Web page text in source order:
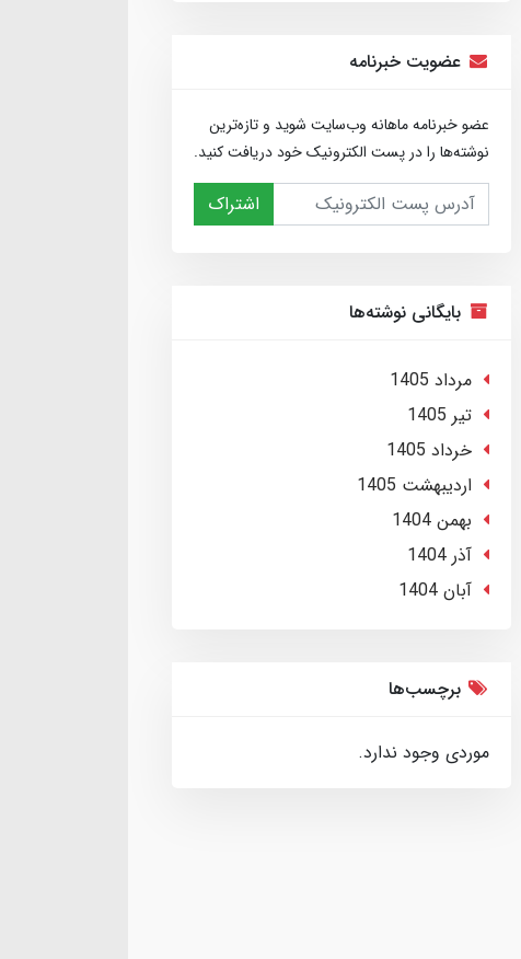
عضویت خبرنامه
عضو خبرنامه ماهانه وب‌سایت شوید و تازه‌ترین
نوشته‌ها را در پست الکترونیک خود دریافت کنید.
اشتراک
بایگانی نوشته‌ها
مرداد 1405
تير 1405
خرداد 1405
ارديبهشت 1405
بهمن 1404
آذر 1404
آبان 1404
برچسب‌ها
موردی وجود ندارد.